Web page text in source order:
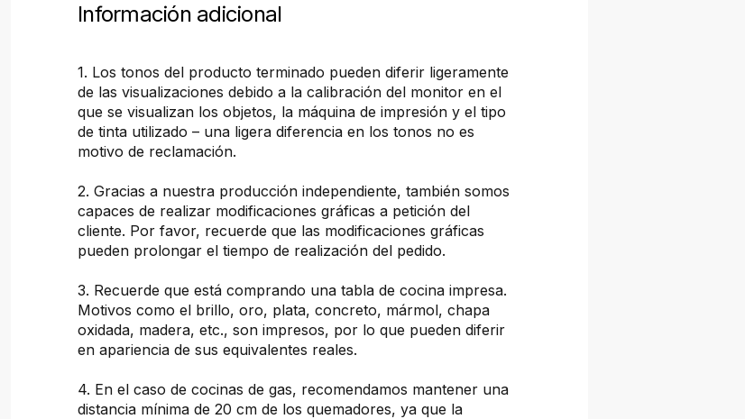
Información adicional
1. Los tonos del producto terminado pueden diferir ligeramente
de las visualizaciones debido a la calibración del monitor en el
que se visualizan los objetos, la máquina de impresión y el tipo
de tinta utilizado – una ligera diferencia en los tonos no es
motivo de reclamación.
2. Gracias a nuestra producción independiente, también somos
capaces de realizar modificaciones gráficas a petición del
cliente. Por favor, recuerde que las modificaciones gráficas
pueden prolongar el tiempo de realización del pedido.
3. Recuerde que está comprando una tabla de cocina impresa.
Motivos como el brillo, oro, plata, concreto, mármol, chapa
oxidada, madera, etc., son impresos, por lo que pueden diferir
en apariencia de sus equivalentes reales.
4. En el caso de cocinas de gas, recomendamos mantener una
distancia mínima de 20 cm de los quemadores, ya que la